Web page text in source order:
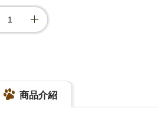
商品介紹